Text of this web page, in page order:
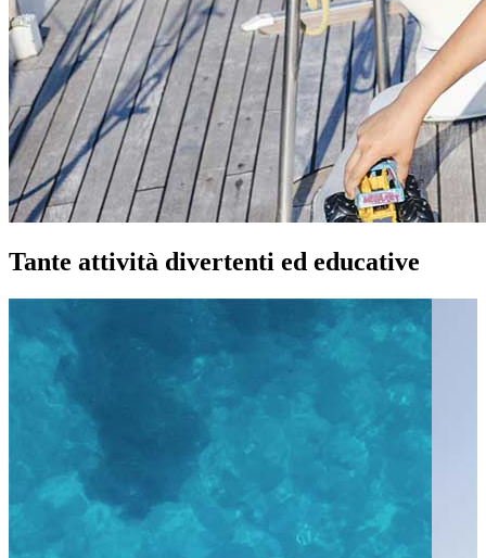
Tante attività divertenti ed educative